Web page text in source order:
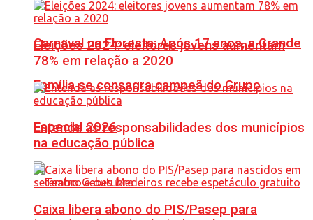
Carnaval na Floresta: Após 17 anos, a Grande
Família se consagra campeã do Grupo
Especial 2026
Eleições 2024: eleitores jovens aumentam
78% em relação a 2020
Entenda as responsabilidades dos municípios
na educação pública
Caixa libera abono do PIS/Pasep para